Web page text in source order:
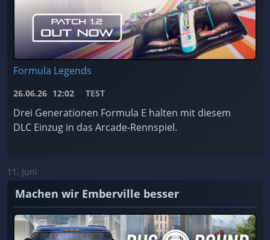
Formula Legends
26.06.26 12:02 TEST
Drei Generationen Formula E halten mit diesem
DLC Einzug in das Arcade-Rennspiel.
11. Juni
Machen wir Emberville besser